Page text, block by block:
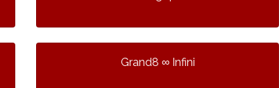
Grand8 ∞ Infini